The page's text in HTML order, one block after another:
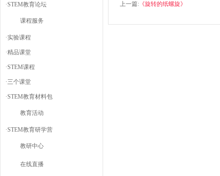
上一篇: 《旋转的纸螺旋》
·STEM教育论坛
课程服务
·实验课程
·精品课堂
·STEM课程
·三个课堂
·STEM教育材料包
教育活动
·STEM教育研学营
教研中心
在线直播